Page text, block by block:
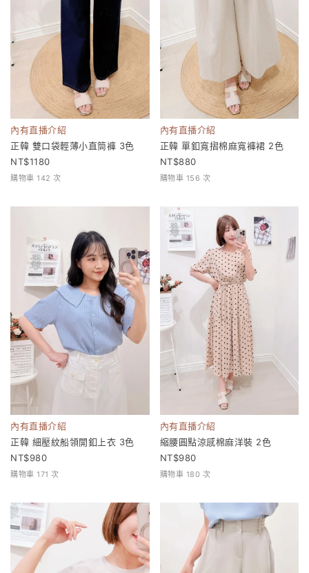
內有直播介紹
正韓 雙口袋輕薄小直筒褲 3色
1180
購物車 142 次
內有直播介紹
正韓 單釦寬摺棉麻寬褲裙 2色
880
購物車 156 次
內有直播介紹
正韓 細壓紋船領開釦上衣 3色
980
購物車 171 次
內有直播介紹
縮腰圓點涼感棉麻洋裝 2色
980
購物車 180 次